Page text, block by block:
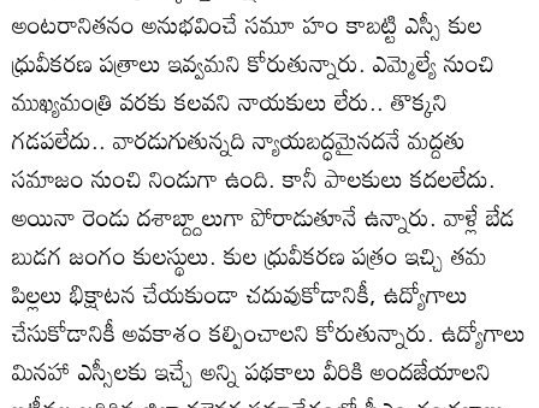
అంటరానితనం అనుభవించే సమూ హం కాబట్టి ఎస్సీ కుల
ధ్రువీకరణ పత్రాలు ఇవ్వమని కోరుతున్నారు. ఎమ్మెల్యే నుంచి
ముఖ్యమంత్రి వరకు కలవని నాయకులు లేరు.. తొక్కని
గడపలేదు.. వారడుగుతున్నది న్యాయబద్ధమైనదనే మద్దతు
సమాజం నుంచి నిండుగా ఉంది. కానీ పాలకులు కదలలేదు.
అయినా రెండు దశాబ్ద్దాలుగా పోరాడుతూనే ఉన్నారు. వాళ్లే బేడ
బుడగ జంగం కులస్థులు. కుల ధ్రువీకరణ పత్రం ఇచ్చి తమ
పిల్లలు భిక్షాటన చేయకుండా చదువుకోడానికీ, ఉద్యోగాలు
చేసుకోడానికీ అవకాశం కల్పించాలని కోరుతున్నారు. ఉద్యోగాలు
మినహా ఎస్సీలకు ఇచ్చే అన్ని పథకాలు వీరికి అందజేయాలని